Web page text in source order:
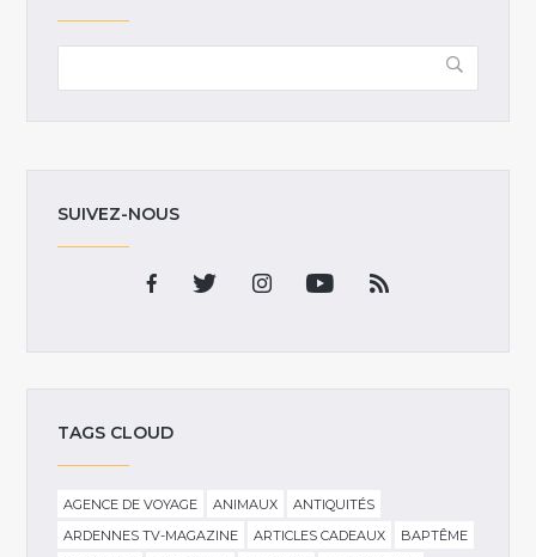
SUIVEZ-NOUS
TAGS CLOUD
AGENCE DE VOYAGE ANIMAUX
ANTIQUITÉS
ARDENNES TV-MAGAZINE
ARTICLES CADEAUX
BAPTÊME